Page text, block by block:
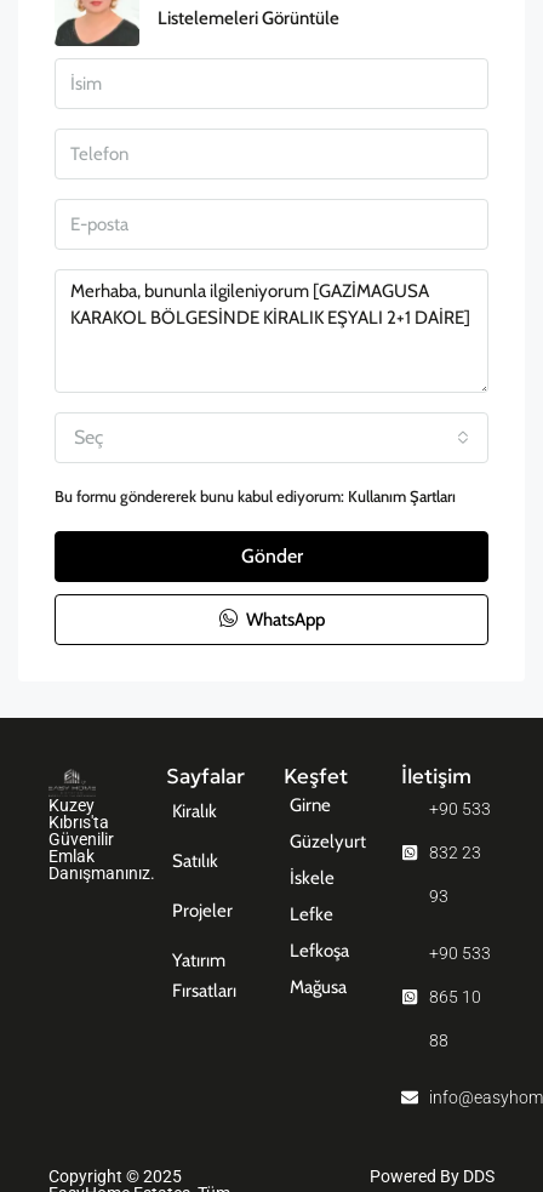
Listelemeleri Görüntüle
Seç
Bu formu göndererek bunu kabul ediyorum: Kullanım Şartları
Gönder
WhatsApp
Kuzey
Kıbrıs'ta
Güvenilir
Emlak
Danışmanınız.
Sayfalar
Kiralık
Satılık
Projeler
Yatırım
Fırsatları
Keşfet
Girne
Güzelyurt
İskele
Lefke
Lefkoşa
Mağusa
İletişim
+90 533
832 23
93
+90 533
865 10
88
Copyright © 2025
Powered By DDS